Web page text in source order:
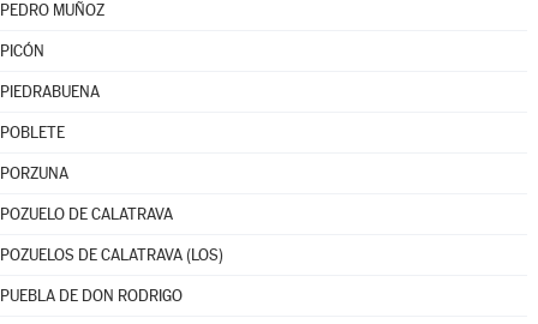
PEDRO MUÑOZ
PICÓN
PIEDRABUENA
POBLETE
PORZUNA
POZUELO DE CALATRAVA
POZUELOS DE CALATRAVA (LOS)
PUEBLA DE DON RODRIGO